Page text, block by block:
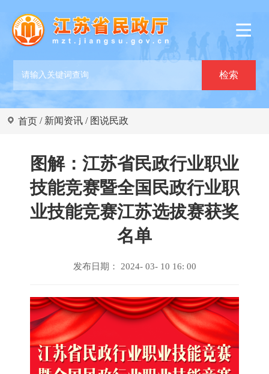
首页 / 新闻资讯 / 图说民政
图解：江苏省民政行业职业
技能竞赛暨全国民政行业职
业技能竞赛江苏选拔赛获奖
名单
发布日期： 2024- 03- 10 16: 00